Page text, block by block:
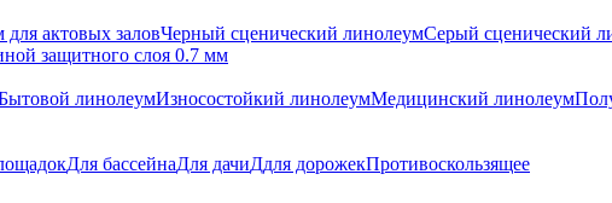
актовых заловЧерный сценический линолеумСерый сценический
защитного слоя 0.7 мм
линолеумИзносостойкий линолеумМедицинский линолеум
Для бассейнаДля дачиДдля дорожекПротивоскользящее